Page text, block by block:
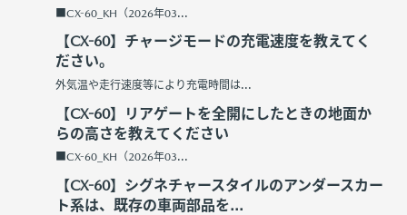
■CX-60_KH（2026年03...
【CX-60】チャージモードの充電速度を教えてく
ださい。
外気温や走行速度等により充電時間は...
【CX-60】リアゲートを全開にしたときの地面か
らの高さを教えてください
■CX-60_KH（2026年03...
【CX-60】シグネチャースタイルのアンダースカー
ト系は、既存の車両部品を...